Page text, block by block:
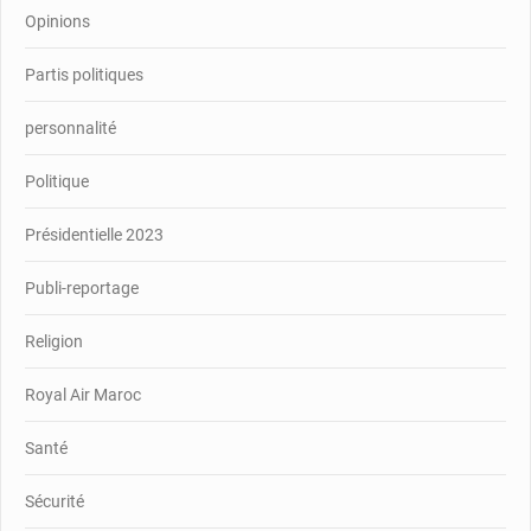
Opinions
Partis politiques
personnalité
Politique
Présidentielle 2023
Publi-reportage
Religion
Royal Air Maroc
Santé
Sécurité